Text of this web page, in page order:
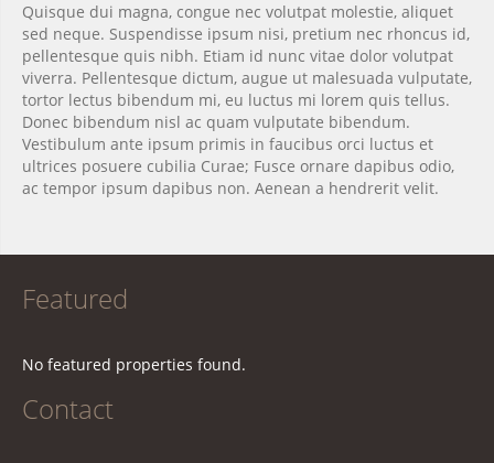
Quisque dui magna, congue nec volutpat molestie, aliquet
sed neque. Suspendisse ipsum nisi, pretium nec rhoncus id,
pellentesque quis nibh. Etiam id nunc vitae dolor volutpat
viverra. Pellentesque dictum, augue ut malesuada vulputate,
tortor lectus bibendum mi, eu luctus mi lorem quis tellus.
Donec bibendum nisl ac quam vulputate bibendum.
Vestibulum ante ipsum primis in faucibus orci luctus et
ultrices posuere cubilia Curae; Fusce ornare dapibus odio,
ac tempor ipsum dapibus non. Aenean a hendrerit velit.
Featured
No featured properties found.
Contact